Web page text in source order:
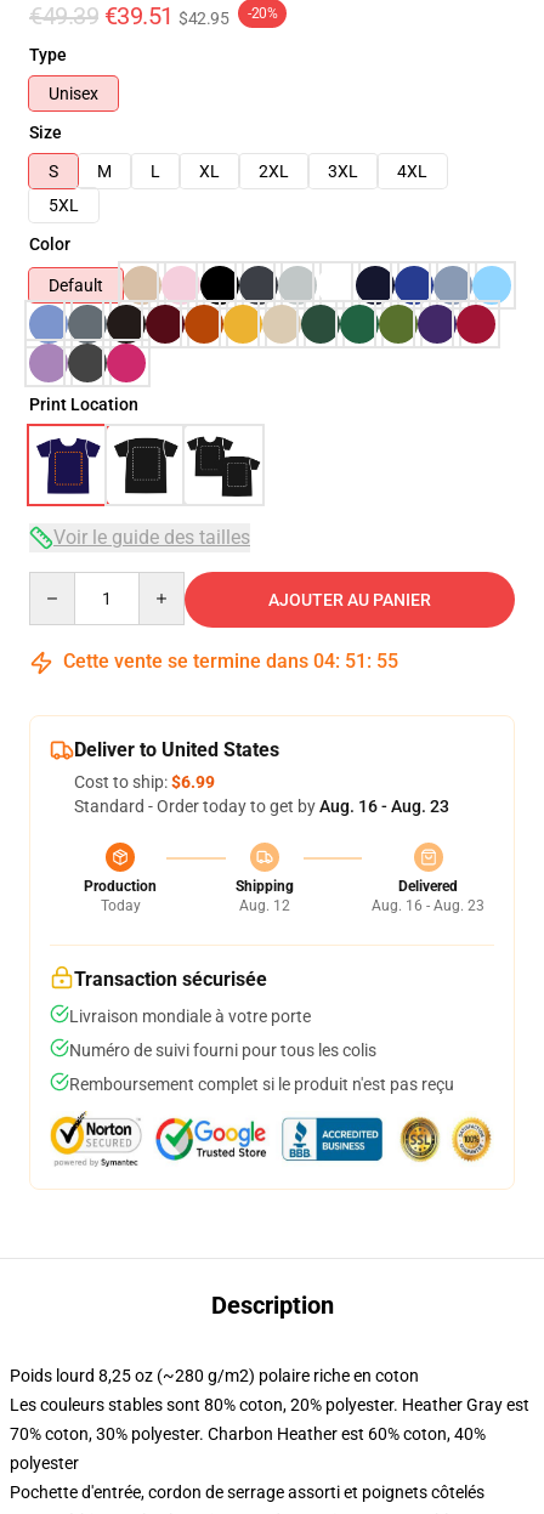
€49.39 €39.51 $42.95 -20%
Type
Unisex
Size
S
M L XL 2XL 3XL
4XL
5XL
Color
Default
Print Location
Voir le guide des tailles
AJOUTER AU PANIER
Cette vente se termine dans 04: 51 : 54
Deliver to United States
Cost to ship:$6.99
Standard - Order today to get byAug. 16 - Aug. 23
Production
Today
Shipping
Aug. 12
Delivered
Aug. 16 - Aug. 23
Transaction sécurisée
Livraison mondiale à votre porte
Numéro de suivi fourni pour tous les colis
Remboursement complet si le produit n'est pas reçu
Description
Poids lourd 8,25 oz (~280 g/m2) polaire riche en coton
Les couleurs stables sont 80% coton, 20% polyester. Heather Gray est
70% coton, 30% polyester. Charbon Heather est 60% coton, 40%
polyester
Pochette d'entrée, cordon de serrage assorti et poignets côtelés